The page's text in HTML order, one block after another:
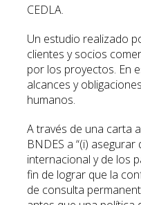
CEDLA.
Un estudio realizado
clientes y socios
por los proyectos. En
alcances y
humanos.
A través de una carta
BNDES a “(i)
internacional y de los
fin de lograr que la
de consulta